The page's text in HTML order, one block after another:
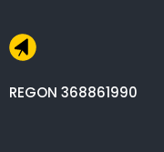
REGON 368861990